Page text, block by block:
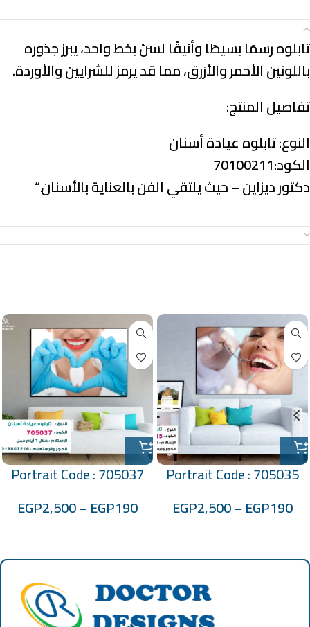
تابلوه رسمًا بسيطًا وأنيقًا لسنّ بخط واحد، يبرز جذوره
باللونين الأحمر والأزرق، مما قد يرمز للشرايين والأوردة.
تفاصيل المنتج:
النوع:تابلوه عيادة أسنان
الكود:70100211
دكتور ديزاين – حيث يلتقي الفن بالعناية بالأسنان.“
Portrait Code : 705035
EGP190
–
EGP2,500
Portrait Code : 705037
EGP190
–
EGP2,500